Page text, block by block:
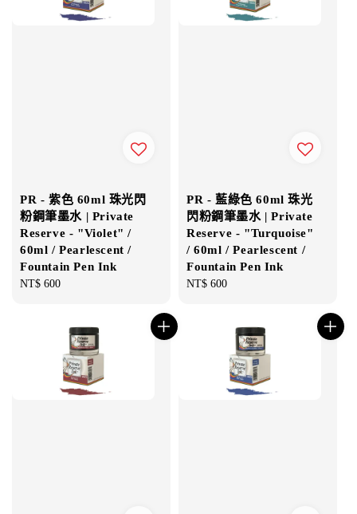
PR - 紫色 60ml 珠光閃
粉鋼筆墨水 | Private
Reserve - "Violet" /
60ml / Pearlescent /
Fountain Pen Ink
Regular
NT$ 600
PR - 藍綠色 60ml 珠光
閃粉鋼筆墨水 | Private
Reserve - "Turquoise"
/ 60ml / Pearlescent /
Fountain Pen Ink
Regular
NT$ 600